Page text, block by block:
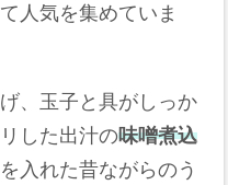
人気を集めていま
、玉子と具がしっか
した出汁の味噌煮込
入れた昔ながらのう